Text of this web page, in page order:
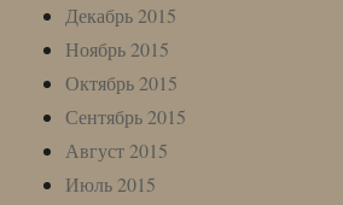
Декабрь 2015
Ноябрь 2015
Октябрь 2015
Сентябрь 2015
Август 2015
Июль 2015